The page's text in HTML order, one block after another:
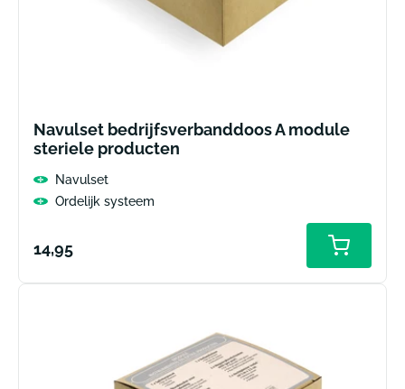
Navulset bedrijfsverbanddoos A module
steriele producten
Navulset
Ordelijk systeem
Normale
14,95